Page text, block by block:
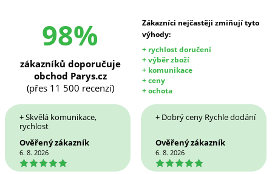
98%
Zákazníci nejčastěji zmiňují tyto
výhody:
+ rychlost doručení
+ výběr zboží
+ komunikace
+ ceny
+ ochota
zákazníků doporučuje
obchod Parys.cz
(přes 11 500 recenzí)
+ Skvělá komunikace,
rychlost
Ověřený zákazník
6. 8. 2026
5
+ Dobrý ceny Rychle dodání
Ověřený zákazník
6. 8. 2026
5